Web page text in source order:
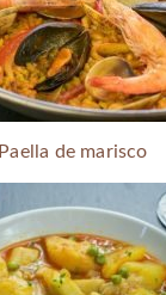
Paella de marisco